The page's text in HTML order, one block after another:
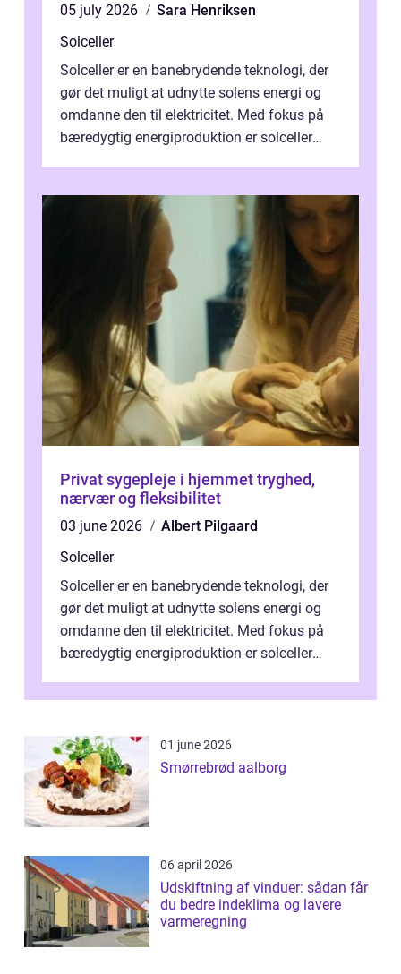
05 july 2026
Sara Henriksen
Solceller
Solceller er en banebrydende teknologi, der
gør det muligt at udnytte solens energi og
omdanne den til elektricitet. Med fokus på
bæredygtig energiproduktion er solceller
Privat sygepleje i hjemmet tryghed,
nærvær og fleksibilitet
03 june 2026
Albert Pilgaard
Solceller
Solceller er en banebrydende teknologi, der
gør det muligt at udnytte solens energi og
omdanne den til elektricitet. Med fokus på
bæredygtig energiproduktion er solceller
01 june 2026
Smørrebrød aalborg
06 april 2026
Udskiftning af vinduer: sådan får
du bedre indeklima og lavere
varmeregning